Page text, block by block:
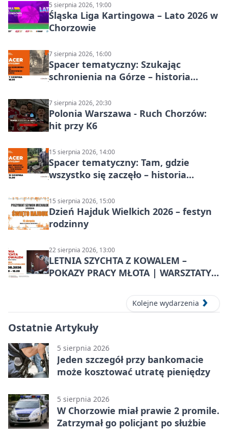
5 sierpnia 2026, 19:00
Śląska Liga Kartingowa – Lato 2026 w
Chorzowie
7 sierpnia 2026, 16:00
Spacer tematyczny: Szukając
schronienia na Górze – historia
7 sierpnia 2026, 20:30
Polonia Warszawa - Ruch Chorzów:
hit przy K6
15 sierpnia 2026, 14:00
Spacer tematyczny: Tam, gdzie
wszystko się zaczęło – historia
15 sierpnia 2026, 15:00
Dzień Hajduk Wielkich 2026 – festyn
rodzinny
22 sierpnia 2026, 13:00
LETNIA SZYCHTA Z KOWALEM –
POKAZY PRACY MŁOTA | WARSZTATY
Kolejne wydarzenia
Ostatnie Artykuły
5 sierpnia 2026
Jeden szczegół przy bankomacie
może kosztować utratę pieniędzy
5 sierpnia 2026
W Chorzowie miał prawie 2 promile.
Zatrzymał go policjant po służbie